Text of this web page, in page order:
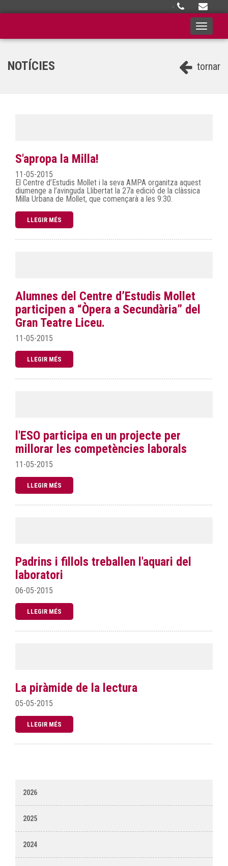
·
Toggle
tornar
NOTÍCIES
S'apropa la Milla!
11-05-2015
El Centre d’Estudis Mollet i la seva AMPA organitza aquest
diumenge a l’avinguda Llibertat la 27a edició de la clàssica
Milla Urbana de Mollet, que començarà a les 9:30.
LLEGIR MÉS
Alumnes del Centre d’Estudis Mollet
participen a “Òpera a Secundària” del
Gran Teatre Liceu.
11-05-2015
LLEGIR MÉS
l'ESO participa en un projecte per
millorar les competències laborals
11-05-2015
LLEGIR MÉS
Padrins i fillols treballen l'aquari del
laboratori
06-05-2015
LLEGIR MÉS
La piràmide de la lectura
05-05-2015
LLEGIR MÉS
2026
2025
2024